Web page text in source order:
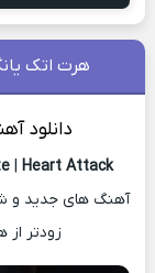
هرت اتک
دانلود
| Heart Attack
آهنگ های جدید و
زودتر از